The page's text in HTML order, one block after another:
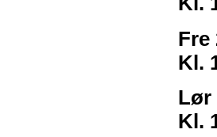
Fre
Kl.
Lør
Kl.